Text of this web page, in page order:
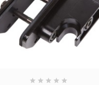
    